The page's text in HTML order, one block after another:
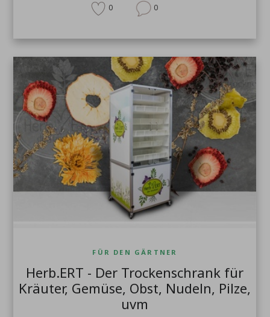
0 0
FÜR DEN GÄRTNER
Herb.ERT - Der Trockenschrank für
Kräuter, Gemüse, Obst, Nudeln, Pilze,
uvm